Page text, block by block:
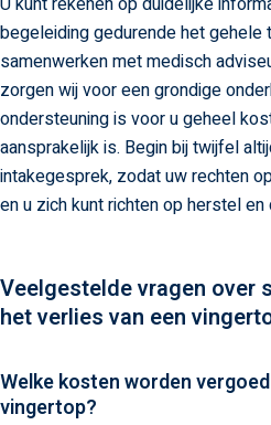
begeleiding gedurende het gehele
samenwerken met medisch
zorgen wij voor een grondige
ondersteuning is voor u geheel
aansprakelijk is. Begin bij twijfel
intakegesprek, zodat uw rechten
en u zich kunt richten op herstel
Veelgestelde vragen over
het verlies van een
Welke kosten worden
vingertop?